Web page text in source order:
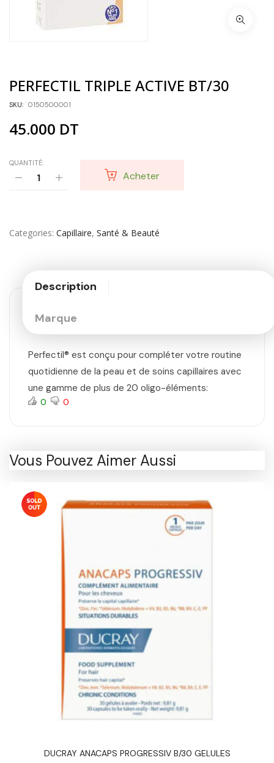
PERFECTIL TRIPLE ACTIVE BT/30
SKU: 0150500001
45.000 DT
QUANTITÉ:
Acheter
Categories Capillaire, Santé & Beauté
Description
Marque
Perfectil® est conçu pour compléter votre routine
quotidienne de la peau et de soins capillaires avec
une gamme de plus de 20 oligo-éléments:
0 0
Vous Pouvez Aimer Aussi
DUCRAY ANACAPS PROGRESSIV B/30 GELULES